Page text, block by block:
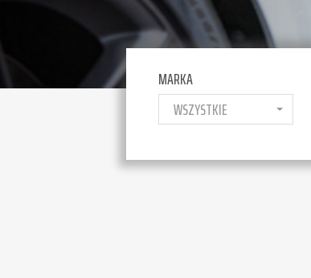
MARKA
WSZYSTKIE